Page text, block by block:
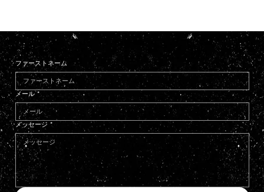
ファーストネーム
メール *
メッセージ *